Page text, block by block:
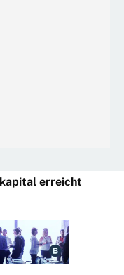
erreicht